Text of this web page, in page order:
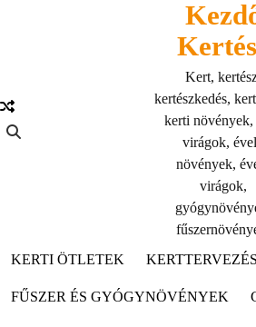
Kert,
kertészkedés,
kerti növények,
virágok,
növények,
virágok,
KERTI ÖTLETEK
KERTTERVEZÉS
FŰSZER ÉS GYÓGYNÖVÉNYEK